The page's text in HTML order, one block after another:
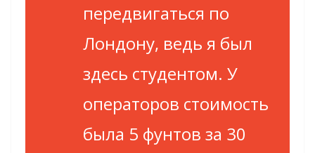
передвигаться по
Лондону, ведь я был
здесь студентом. У
операторов стоимость
была 5 фунтов за 30